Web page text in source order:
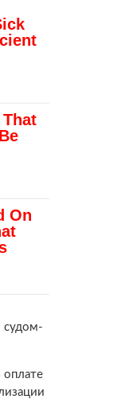
судом-
оплате